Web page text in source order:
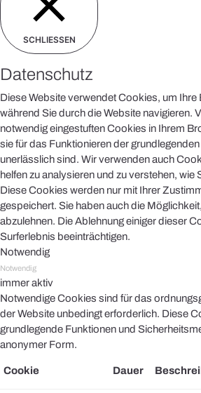
SCHLIESSEN
Datenschutz
Diese Website verwendet Cookies, um Ihre
während Sie durch die Website navigieren.
notwendig eingestuften Cookies in Ihrem
sie für das Funktionieren der
unerlässlich sind. Wir verwenden auch
helfen zu analysieren und zu verstehen, wie
Diese Cookies werden nur mit Ihrer
gespeichert. Sie haben auch die
abzulehnen. Die Ablehnung einiger dieser
Surferlebnis beeinträchtigen.
Notwendig
Notwendig
immer aktiv
Notwendige Cookies sind für das
der Website unbedingt erforderlich. Diese
grundlegende Funktionen und
anonymer Form.
Cookie Dauer